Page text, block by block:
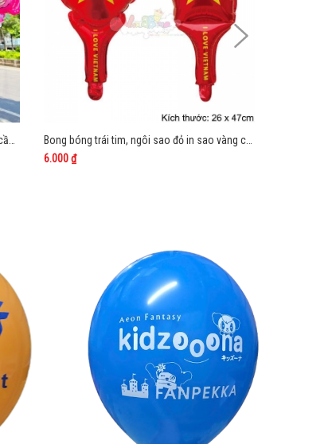
Bong bóng gấu cosplay thanh cây gậy tay cầm dài
Bong bóng trái tim, ngôi sao đỏ in sao vàng cầm tay
6.000 ₫